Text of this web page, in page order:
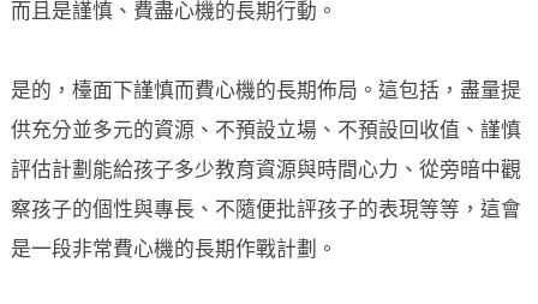
而且是謹慎、費盡心機的長期行動。
是的，檯面下謹慎而費心機的長期佈局。這包括，盡量提
供充分並多元的資源、不預設立場、不預設回收值、謹慎
評估計劃能給孩子多少教育資源與時間心力、從旁暗中觀
察孩子的個性與專長、不隨便批評孩子的表現等等，這會
是一段非常費心機的長期作戰計劃。